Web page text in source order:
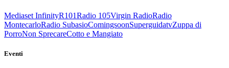
Mediaset InfinityR101Radio 105Virgin RadioRadio
MontecarloRadio SubasioComingsoonSuperguidatvZuppa di
PorroNon SprecareCotto e Mangiato
Eventi